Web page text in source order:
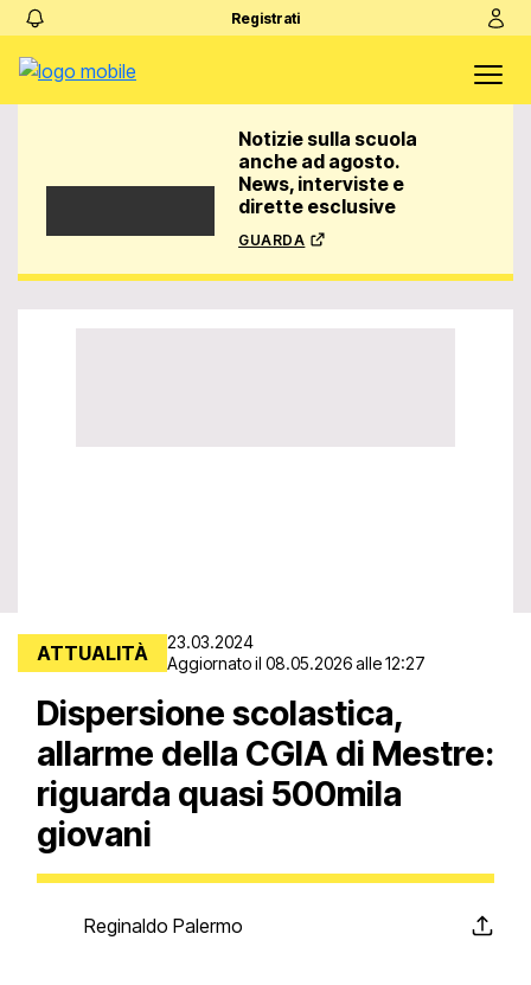
Registrati
Notizie sulla scuola
anche ad agosto.
News, interviste e
dirette esclusive
guarda
ATTUALITÀ
23.03.2024
Aggiornato il 08.05.2026 alle 12:27
Dispersione scolastica,
allarme della CGIA di Mestre:
riguarda quasi 500mila
giovani
Reginaldo Palermo